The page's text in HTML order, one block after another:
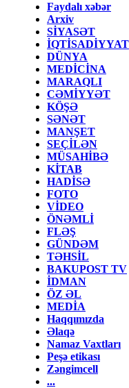
Faydalı xəbər
Arxiv
SİYASƏT
İQTİSADİYYAT
DÜNYA
MEDİCİNA
MARAQLI
CƏMİYYƏT
KÖŞƏ
SƏNƏT
MANŞET
SEÇİLƏN
MÜSAHİBƏ
KİTAB
HADİSƏ
FOTO
VİDEO
ÖNƏMLİ
FLƏŞ
GÜNDƏM
TƏHSİL
BAKUPOST TV
İDMAN
ÖZ ƏL
MEDİA
Haqqımızda
Əlaqə
Namaz Vaxtları
Peşə etikası
Zəngimcell
...